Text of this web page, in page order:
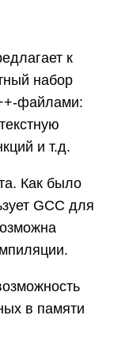
к
набор
файлами:
и т.д.
Как было
GCC для
в памяти